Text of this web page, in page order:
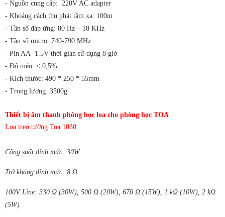
- Nguồn cung cấp: 220V AC adapter
- Khoảng cách thu phát tầm xa: 100m
- Tần số đáp ứng: 80 Hz – 18 KHz
- Tần số micro: 740-790 MHz
- Pin AA 1.5V thời gian sử dụng 8 giờ
- Độ méo: < 0,5%
- Kích thước: 490 * 250 * 55mm
- Trọng lượng: 3500g
Thiết bị âm thanh phòng học loa cho phòng học TOA
Loa treo tường Toa 1030
Công suất định mức: 30W
Trở kháng định mức: 8 Ω
100V Line: 330 Ω (30W), 500 Ω (20W), 670 Ω (15W), 1 kΩ (10W), 2 kΩ
(5W)